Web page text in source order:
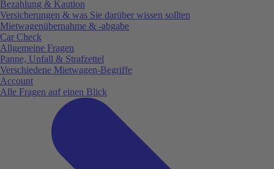
Bezahlung & Kaution
Versicherungen & was Sie darüber wissen sollten
Mietwagenübernahme & -abgabe
Car Check
Allgemeine Fragen
Panne, Unfall & Strafzettel
Verschiedene Mietwagen-Begriffe
Account
Alle Fragen auf einen Blick